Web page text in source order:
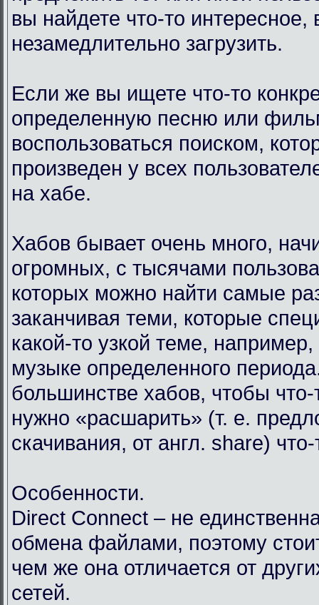
вы найдете что-то интересное,
незамедлительно загрузить.
Если же вы ищете что-то
определенную песню или
воспользоваться поиском,
произведен у всех
на хабе.
Хабов бывает очень много,
огромных, с тысячами
которых можно найти самые
заканчивая теми, которые
какой-то узкой теме, например,
музыке определенного
большинстве хабов, чтобы что-
нужно «расшарить» (т. е.
скачивания, от англ. share)
Особенности.
Direct Connect – не
обмена файлами, поэтому
чем же она отличается от
сетей.